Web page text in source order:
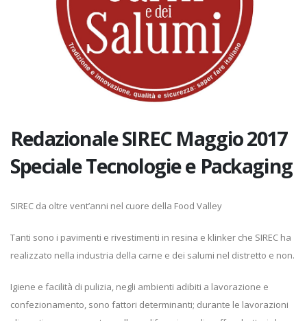
Redazionale SIREC Maggio 2017
Speciale Tecnologie e Packaging
SIREC da oltre vent’anni nel cuore della Food Valley
Tanti sono i pavimenti e rivestimenti in resina e klinker che SIREC ha
realizzato nella industria della carne e dei salumi nel distretto e non.
Igiene e facilità di pulizia, negli ambienti adibiti a lavorazione e
confezionamento, sono fattori determinanti; durante le lavorazioni